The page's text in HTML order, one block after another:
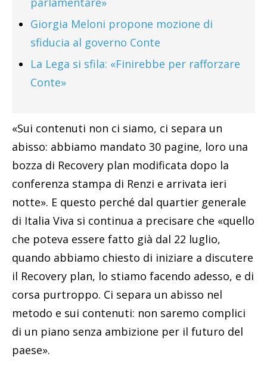
Giorgia Meloni propone mozione di
sfiducia al governo Conte
La Lega si sfila: «Finirebbe per rafforzare
Conte»
«Sui contenuti non ci siamo, ci separa un
abisso: abbiamo mandato 30 pagine, loro una
bozza di Recovery plan modificata dopo la
conferenza stampa di Renzi e arrivata ieri
notte». E questo perché dal quartier generale
di Italia Viva si continua a precisare che «quello
che poteva essere fatto già dal 22 luglio,
quando abbiamo chiesto di iniziare a discutere
il Recovery plan, lo stiamo facendo adesso, e di
corsa purtroppo. Ci separa un abisso nel
metodo e sui contenuti: non saremo complici
di un piano senza ambizione per il futuro del
paese».